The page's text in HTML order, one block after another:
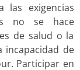
las exigencias
no se hace
de salud o la
incapacidad de
Participar en